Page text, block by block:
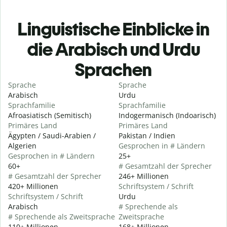
Linguistische Einblicke in
die Arabisch und Urdu
Sprachen
Sprache
Arabisch
Sprachfamilie
Afroasiatisch (Semitisch)
Primäres Land
Ägypten / Saudi-Arabien /
Algerien
Gesprochen in # Ländern
60+
# Gesamtzahl der Sprecher
420+ Millionen
Schriftsystem / Schrift
Arabisch
# Sprechende als Zweitsprache
Sprache
Urdu
Sprachfamilie
Indogermanisch (Indoarisch)
Primäres Land
Pakistan / Indien
Gesprochen in # Ländern
25+
# Gesamtzahl der Sprecher
246+ Millionen
Schriftsystem / Schrift
Urdu
# Sprechende als
Zweitsprache